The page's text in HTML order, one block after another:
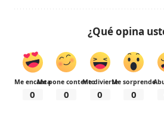
¿Qué opina
Me encanta
0
Me pone contento
0
Me divierte
0
Me sorprende
0